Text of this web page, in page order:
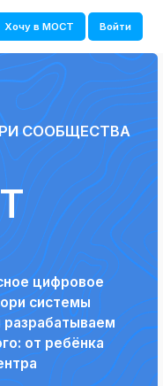
Хочу в МОСТ Войти
СООБЩЕСТВА
цифровое
системы
разрабатываем
от ребёнка